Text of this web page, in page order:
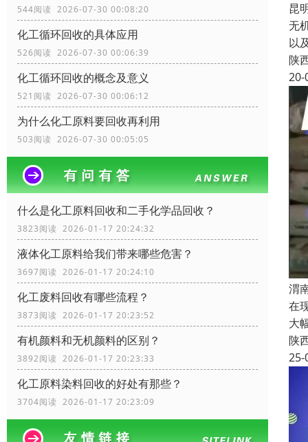
544阅读 2026-07-30 00:08:20
化工循环回收的具体应用
526阅读 2026-07-30 00:06:39
化工循环回收的概念及意义
521阅读 2026-07-30 00:06:12
为什么化工原料要回收再利用
503阅读 2026-07-30 00:05:05
什么是化工原料回收和二手化学品回收？
3823阅读 2026-01-17 20:24:32
液体化工原料给我们带来哪些危害？
3697阅读 2026-01-17 20:24:10
化工废料回收有哪些流程？
3873阅读 2026-01-17 20:23:52
有机颜料和无机颜料的区别？
3892阅读 2026-01-17 20:23:33
化工原料染料回收的好处有那些？
3704阅读 2026-01-17 20:23:09
昆
无
以
陕
20-
渭
在
大
陕
25-